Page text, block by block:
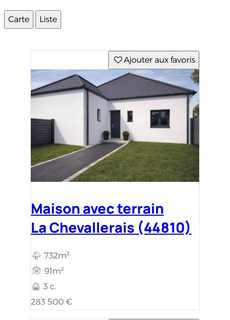
Carte Liste
Ajouter aux favoris
Maison avec terrain
La Chevallerais (44810)
732m²
91m²
3 c.
283 500 €